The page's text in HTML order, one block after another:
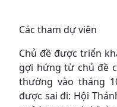
Các tham dự viên
Chủ đề được triển
gợi hứng từ chủ đề
thường vào tháng
được sai đi: Hội